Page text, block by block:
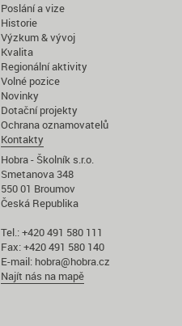
Poslání a vize
Historie
Výzkum & vývoj
Kvalita
Regionální aktivity
Volné pozice
Novinky
Dotační projekty
Ochrana oznamovatelů
Kontakty
Hobra - Školník s.r.o.
Smetanova 348
550 01 Broumov
Česká Republika
Tel.: +420 491 580 111
Fax: +420 491 580 140
E-mail: hobra@hobra.cz
Najít nás na mapě